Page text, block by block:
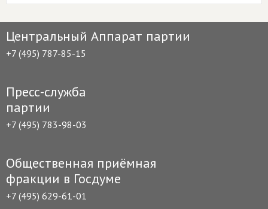
Центральный Аппарат партии
+7 (495) 787-85-15
Пресс-служба
партии
+7 (495) 783-98-03
Общественная приёмная
фракции в Госдуме
+7 (495) 629-61-01